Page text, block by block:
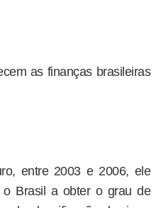
as finanças brasileiras
entre 2003 e 2006, ele
Brasil a obter o grau de